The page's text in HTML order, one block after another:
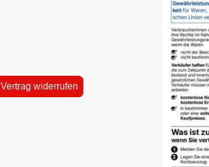
Vertrag widerrufen